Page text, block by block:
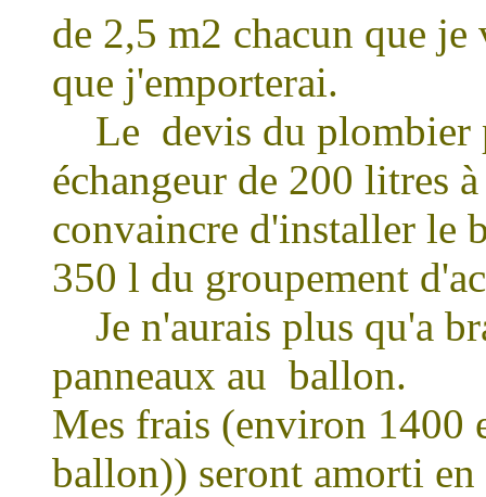
de 2,5 m2 chacun que je
que j'emporterai.
Le devis du plombier
échangeur de 200 litres
convaincre d'installer le
350 l du groupement
Je n'aurais plus qu'a
panneaux au ballon.
Mes frais (environ 1400
ballon)) seront amorti en